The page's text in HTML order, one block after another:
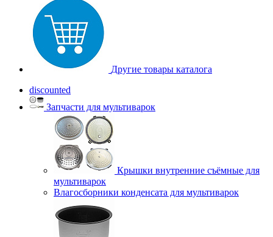
Другие товары каталога
discounted
Запчасти для мультиварок
Крышки внутренние съёмные для
мультиварок
Влагосборники конденсата для мультиварок